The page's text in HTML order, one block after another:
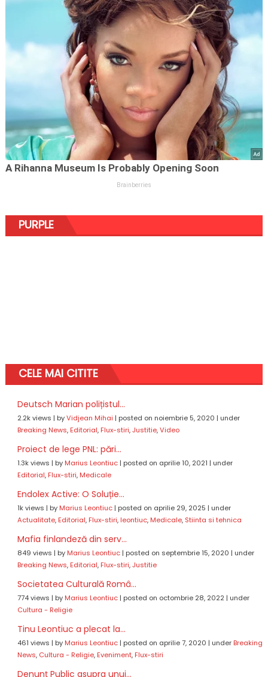
PURPLE
CELE MAI CITITE
Deutsch Marian polițistul...
2.2k views | byVidjean Mihai | posted on noiembrie 5, 2020 | under
Breaking News, Editorial, Flux-stiri,Justitie,Video
Proiect de lege PNL: pări...
1.3k views | by Marius Leontiuc| posted on aprilie 10, 2021 | under
Editorial, Flux-stiri, Medicale
Endolex Active: O Soluție...
1k views | by Marius Leontiuc| posted on aprilie 29, 2025 | under
Actualitate, Editorial, Flux-stiri, leontiuc, Medicale, Stiinta si tehnica
Mafia finlandeză din serv...
849 views | by Marius Leontiuc| posted on septembrie 15, 2020 | under
Breaking News, Editorial, Flux-stiri,Justitie
Societatea Culturală Româ...
774 views | by Marius Leontiuc| posted on octombrie 28, 2022| under
Cultura - Religie
Tinu Leontiuc a plecat la...
461 views | by Marius Leontiuc| posted on aprilie 7, 2020 | under Breaking
News, Cultura - Religie, Eveniment, Flux-stiri
Denunț Public asupra unui...